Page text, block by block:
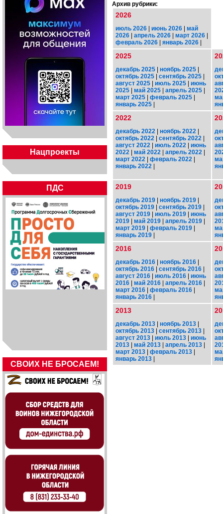
Нацпроекты
ПДС
СВОИХ НЕ БРОСАЕМ!
Архив рубрики:
2026
июль 2026 | июнь 2026 | май
2026 | апрель 2026 | март 2026 |
февраль 2026 | январь 2026 |
2025
декабрь 2025 | ноябрь 2025 |
октябрь 2025 | сентябрь 2025 |
август 2025 | июль 2025 | июнь
2025 | май 2025 | апрель 2025 |
март 2025 | февраль 2025 |
январь 2025 |
2022
декабрь 2022 | ноябрь 2022 |
октябрь 2022 | сентябрь 2022 |
август 2022 | июль 2022 | июнь
2022 | май 2022 | апрель 2022 |
март 2022 | февраль 2022 |
январь 2022 |
2019
декабрь 2019 | ноябрь 2019 |
октябрь 2019 | сентябрь 2019 |
август 2019 | июль 2019 | июнь
2019 | май 2019 | апрель 2019 |
март 2019 | февраль 2019 |
январь 2019 |
2016
декабрь 2016 | ноябрь 2016 |
октябрь 2016 | сентябрь 2016 |
август 2016 | июль 2016 | июнь
2016 | май 2016 | апрель 2016 |
март 2016 | февраль 2016 |
январь 2016 |
2013
декабрь 2013 | ноябрь 2013 |
октябрь 2013 | сентябрь 2013 |
август 2013 | июль 2013 | июнь
2013 | май 2013 | апрель 2013 |
март 2013 | февраль 2013 |
январь 2013 |